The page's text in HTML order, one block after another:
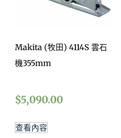
Makita (牧田) 4114S 雲石
機355mm
$5,090.00
查看內容